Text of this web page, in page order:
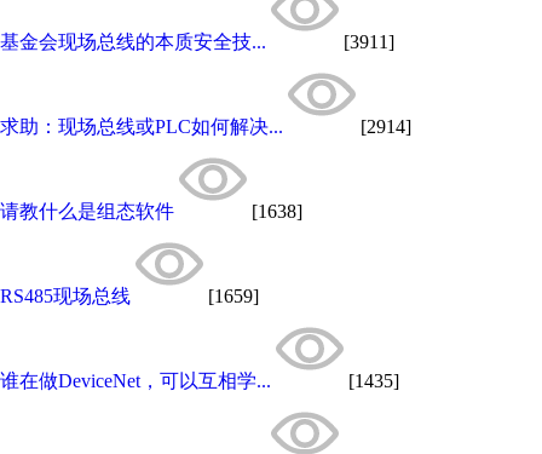
基金会现场总线的本质安全技... [3911]
求助：现场总线或PLC如何解决... [2914]
请教什么是组态软件 [1638]
RS485现场总线 [1659]
谁在做DeviceNet，可以互相学... [1435]